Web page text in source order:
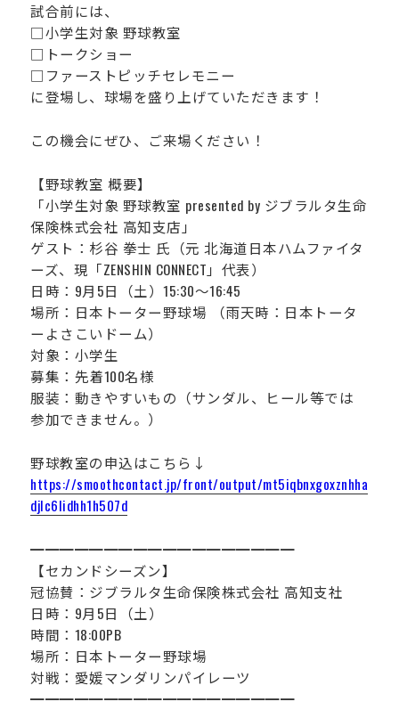
試合前には、
□小学生対象 野球教室
□トークショー
□ファーストピッチセレモニー
に登場し、球場を盛り上げていただきます！
この機会にぜひ、ご来場ください！
【野球教室 概要】
「小学生対象 野球教室 presented by ジブラルタ生命
保険株式会社 高知支店」
ゲスト：杉谷 拳士 氏（元 北海道日本ハムファイタ
ーズ、現「ZENSHIN CONNECT」代表）
日時：9月5日（土）15:30～16:45
場所：日本トーター野球場 （雨天時：日本トータ
ーよさこいドーム）
対象：小学生
募集：先着100名様
服装：動きやすいもの（サンダル、ヒール等では
参加できません。）
野球教室の申込はこちら↓
https://smoothcontact.jp/front/output/mt5iqbnxgoxznhha
djlc6lidhh1h507d
━━━━━━━━━━━━━━━━━━
【セカンドシーズン】
冠協賛：ジブラルタ生命保険株式会社 高知支社
日時：9月5日（土）
時間：18:00PB
場所：日本トーター野球場
対戦：愛媛マンダリンパイレーツ
━━━━━━━━━━━━━━━━━━